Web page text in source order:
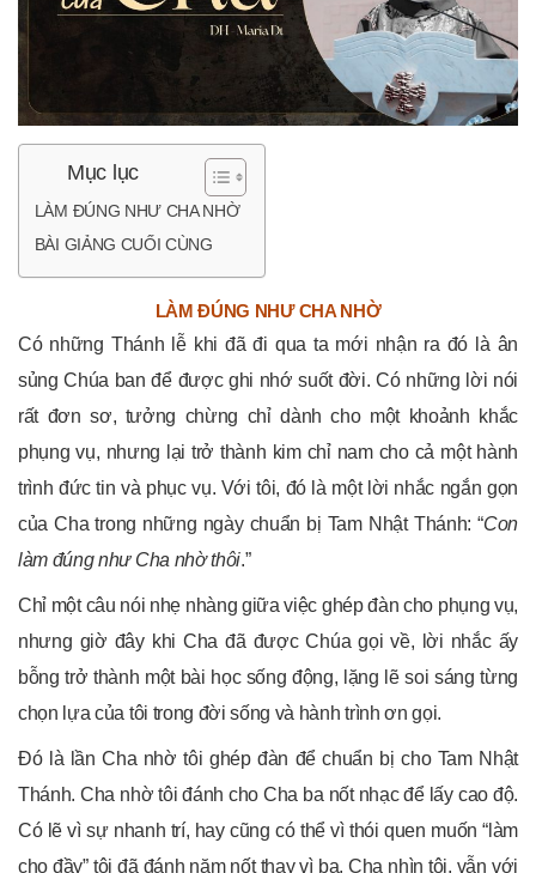
Mục lục
LÀM ĐÚNG NHƯ CHA NHỜ
BÀI GIẢNG CUỐI CÙNG
LÀM ĐÚNG NHƯ CHA NHỜ
Có những Thánh lễ khi đã đi qua ta mới nhận ra đó là ân
sủng Chúa ban để được ghi nhớ suốt đời. Có những lời nói
rất đơn sơ, tưởng chừng chỉ dành cho một khoảnh khắc
phụng vụ, nhưng lại trở thành kim chỉ nam cho cả một hành
trình đức tin và phục vụ. Với tôi, đó là một lời nhắc ngắn gọn
của Cha trong những ngày chuẩn bị Tam Nhật Thánh: “Con
làm đúng như Cha nhờ thôi.”
Chỉ một câu nói nhẹ nhàng giữa việc ghép đàn cho phụng vụ,
nhưng giờ đây khi Cha đã được Chúa gọi về, lời nhắc ấy
bỗng trở thành một bài học sống động, lặng lẽ soi sáng từng
chọn lựa của tôi trong đời sống và hành trình ơn gọi.
Đó là lần Cha nhờ tôi ghép đàn để chuẩn bị cho Tam Nhật
Thánh. Cha nhờ tôi đánh cho Cha ba nốt nhạc để lấy cao độ.
Có lẽ vì sự nhanh trí, hay cũng có thể vì thói quen muốn “làm
cho đầy” tôi đã đánh năm nốt thay vì ba. Cha nhìn tôi, vẫn với